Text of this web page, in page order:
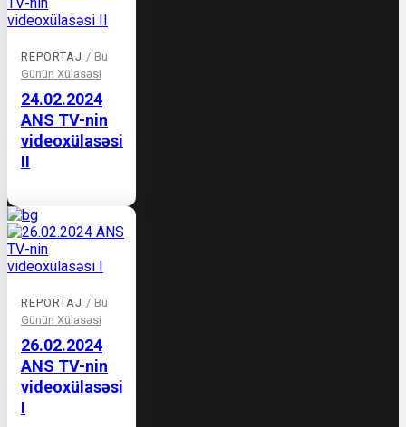
REPORTAJ / Bu
Günün Xülasəsi
24.02.2024
ANS TV-nin
videoxülasəsi
II
REPORTAJ / Bu
Günün Xülasəsi
26.02.2024
ANS TV-nin
videoxülasəsi
I